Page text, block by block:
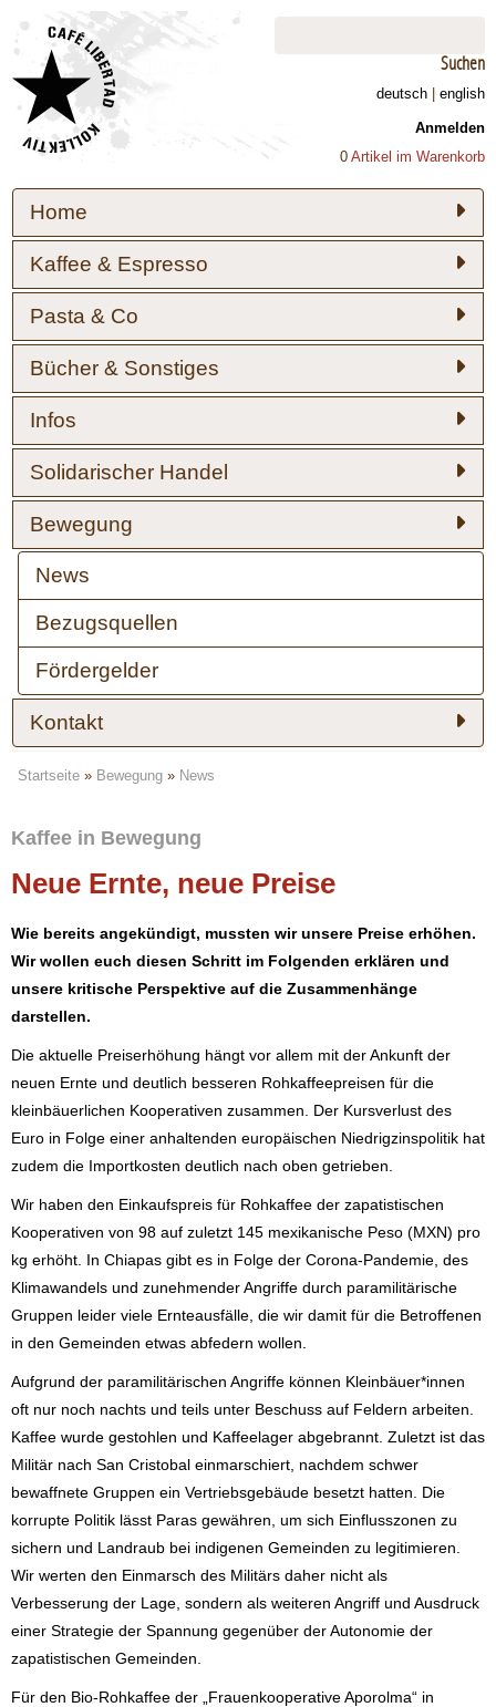
Suchen
deutsch english
Anmelden
0 Artikel im Warenkorb
Home
Kaffee & Espresso
Pasta & Co
Bücher & Sonstiges
Infos
Solidarischer Handel
Bewegung
News
Bezugsquellen
Fördergelder
Kontakt
Startseite » Bewegung » News
Kaffee in Bewegung
Neue Ernte, neue Preise
Wie bereits angekündigt, mussten wir unsere Preise erhöhen.
Wir wollen euch diesen Schritt im Folgenden erklären und
unsere kritische Perspektive auf die Zusammenhänge
darstellen.
Die aktuelle Preiserhöhung hängt vor allem mit der Ankunft der
neuen Ernte und deutlich besseren Rohkaffeepreisen für die
kleinbäuerlichen Kooperativen zusammen. Der Kursverlust des
Euro in Folge einer anhaltenden europäischen Niedrigzinspolitik hat
zudem die Importkosten deutlich nach oben getrieben.
Wir haben den Einkaufspreis für Rohkaffee der zapatistischen
Kooperativen von 98 auf zuletzt 145 mexikanische Peso (MXN) pro
kg erhöht. In Chiapas gibt es in Folge der Corona-Pandemie, des
Klimawandels und zunehmender Angriffe durch paramilitärische
Gruppen leider viele Ernteausfälle, die wir damit für die Betroffenen
in den Gemeinden etwas abfedern wollen.
Aufgrund der paramilitärischen Angriffe können Kleinbäuer*innen
oft nur noch nachts und teils unter Beschuss auf Feldern arbeiten.
Kaffee wurde gestohlen und Kaffeelager abgebrannt. Zuletzt ist das
Militär nach San Cristobal einmarschiert, nachdem schwer
bewaffnete Gruppen ein Vertriebsgebäude besetzt hatten. Die
korrupte Politik lässt Paras gewähren, um sich Einflusszonen zu
sichern und Landraub bei indigenen Gemeinden zu legitimieren.
Wir werten den Einmarsch des Militärs daher nicht als
Verbesserung der Lage, sondern als weiteren Angriff und Ausdruck
einer Strategie der Spannung gegenüber der Autonomie der
zapatistischen Gemeinden.
Für den Bio-Rohkaffee der „Frauenkooperative Aporolma“ in